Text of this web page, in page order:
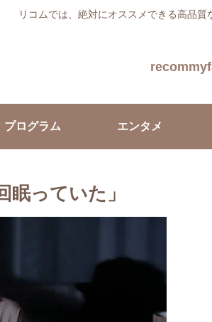
リコムでは、絶対にオススメできる高品質
プログラム エンタメ
っていた」